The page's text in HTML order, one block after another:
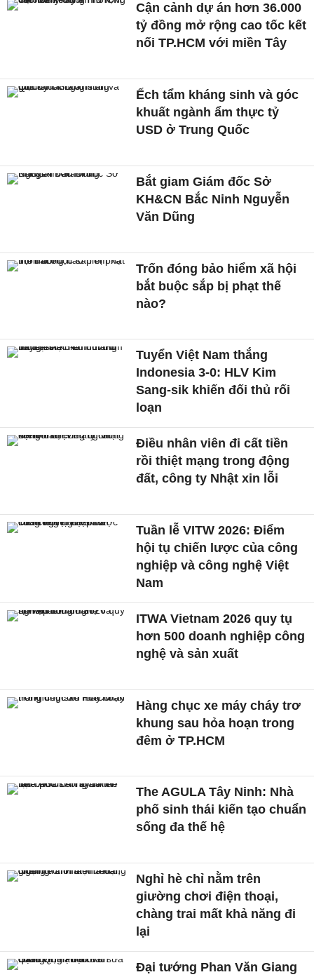
Cận cảnh dự án hơn 36.000
tỷ đồng mở rộng cao tốc kết
nối TP.HCM với miền Tây
Ếch tẩm kháng sinh và góc
khuất ngành ẩm thực tỷ
USD ở Trung Quốc
Bắt giam Giám đốc Sở
KH&CN Bắc Ninh Nguyễn
Văn Dũng
Trốn đóng bảo hiểm xã hội
bắt buộc sắp bị phạt thế
nào?
Tuyển Việt Nam thắng
Indonesia 3-0: HLV Kim
Sang-sik khiến đối thủ rối
loạn
Điều nhân viên đi cất tiền
rồi thiệt mạng trong động
đất, công ty Nhật xin lỗi
Tuần lễ VITW 2026: Điểm
hội tụ chiến lược của công
nghiệp và công nghệ Việt
Nam
ITWA Vietnam 2026 quy tụ
hơn 500 doanh nghiệp công
nghệ và sản xuất
Hàng chục xe máy cháy trơ
khung sau hỏa hoạn trong
đêm ở TP.HCM
The AGULA Tây Ninh: Nhà
phố sinh thái kiến tạo chuẩn
sống đa thế hệ
Nghỉ hè chỉ nằm trên
giường chơi điện thoại,
chàng trai mất khả năng đi
lại
Đại tướng Phan Văn Giang